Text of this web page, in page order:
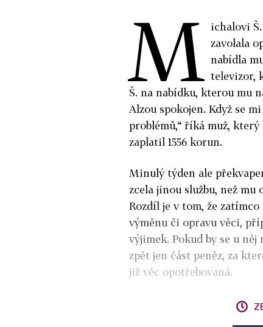
M ichalovi
zavolala
nabídla
televizor,
Š. na nabídku, kterou mu
Alzou spokojen. Když se
problémů,“ říká muž,
zaplatil 1556 korun.
Minulý týden ale
zcela jinou službu, než mu
Rozdíl je v tom, že
výměnu či opravu věci,
výjimek. Pokud by se u
zpět jen část peněz, za
již věc opotřebovaná.